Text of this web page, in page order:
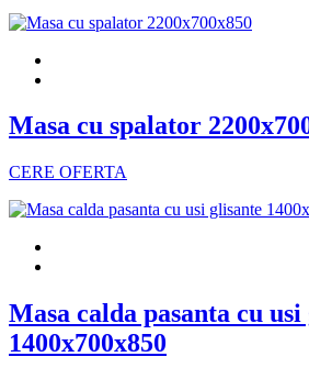
Masa cu spalator
CERE OFERTA
Masa calda pasanta cu usi
1400x700x850